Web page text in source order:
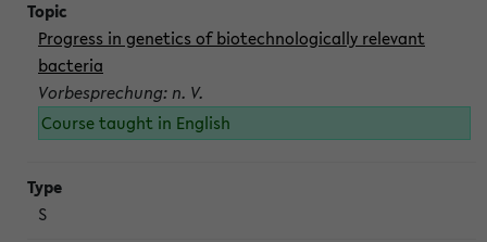
Progress in genetics of biotechnologically relevant
bacteria
Vorbesprechung: n. V.
Course taught in English
S